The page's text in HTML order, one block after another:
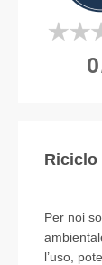
0
Riciclo
Per noi
l’uso,